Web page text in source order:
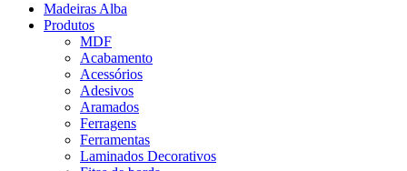
Madeiras Alba
Produtos
MDF
Acabamento
Acessórios
Adesivos
Aramados
Ferragens
Ferramentas
Laminados Decorativos